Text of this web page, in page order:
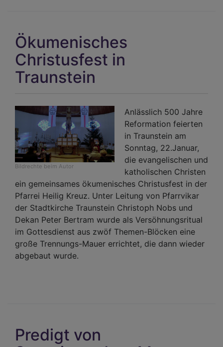
Ökumenisches
Christusfest in
Traunstein
Bildrechte beim Autor
Anlässlich 500 Jahre
Reformation feierten
in Traunstein am
Sonntag, 22.Januar,
die evangelischen und
katholischen Christen
ein gemeinsames ökumenisches Christusfest in der
Pfarrei Heilig Kreuz. Unter Leitung von Pfarrvikar
der Stadtkirche Traunstein Christoph Nobs und
Dekan Peter Bertram wurde als Versöhnungsritual
im Gottesdienst aus zwöf Themen-Blöcken eine
große Trennungs-Mauer errichtet, die dann wieder
abgebaut wurde.
Predigt von